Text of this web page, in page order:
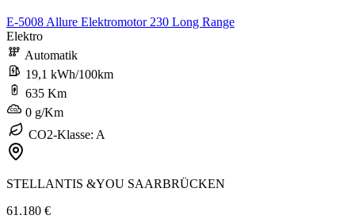
E-5008 Allure Elektromotor 230 Long Range
Elektro
Automatik
19,1 kWh/100km
635 Km
0 g/Km
CO2-Klasse: A
STELLANTIS &YOU SAARBRÜCKEN
61.180 €